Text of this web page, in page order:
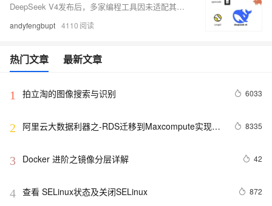
DeepSeek V4发布后，多家编程工具因未适配其强制要求的`reasoning_content`字段而报错。本文对比Claude Code、GitHub Copilot、Langcli、OpenCode及DeepSeek-TUI等主流工具的兼容性：Claude Code需按官方方式配置；Langcli表现最佳，开箱即用且无报错；Copilot与OpenCode暂未修复问题；DeepSeek-TUI尚处早期阶段。
andyfengbupt 4110
热门文章 最新文章
1 拍立淘的图像搜索与识别 6033
2
阿里云大数据利器之-RDS迁移到Maxcompute实现动
8335
3 Docker 进阶之镜像分层详解 42
4 查看 SELinux状态及关闭SELinux 872